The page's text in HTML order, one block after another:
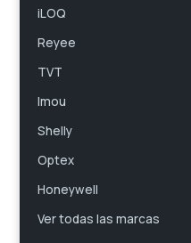
iLOQ
Reyee
TVT
Imou
Shelly
Optex
Honeywell
Ver todas las marcas